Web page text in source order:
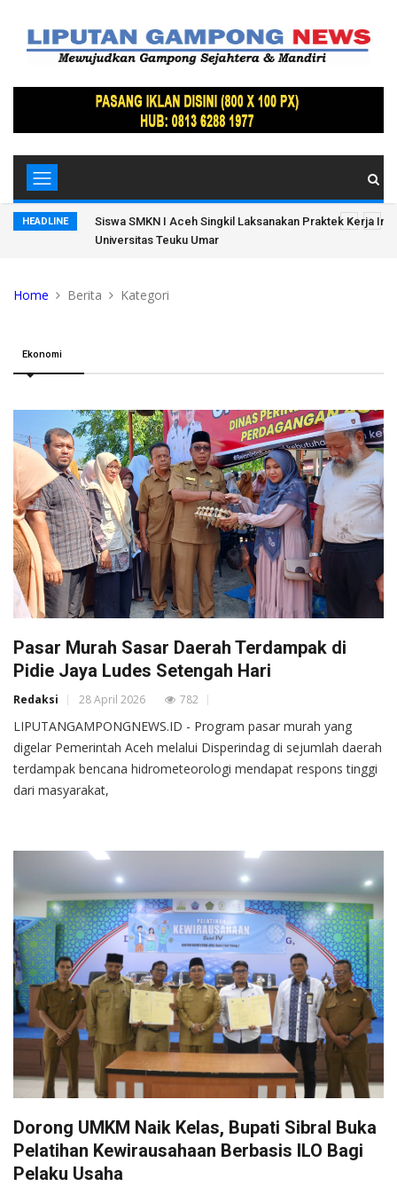
HEADLINE
Siswa SMKN I Aceh Singkil Laksanakan Praktek Kerja
Universitas Teuku Umar
Home Berita Kategori
Ekonomi
Pasar Murah Sasar Daerah Terdampak di
Pidie Jaya Ludes Setengah Hari
Redaksi 28 April 2026 782
LIPUTANGAMPONGNEWS.ID - Program pasar murah yang
digelar Pemerintah Aceh melalui Disperindag di sejumlah daerah
terdampak bencana hidrometeorologi mendapat respons tinggi
dari masyarakat,
Dorong UMKM Naik Kelas, Bupati Sibral Buka
Pelatihan Kewirausahaan Berbasis ILO Bagi
Pelaku Usaha